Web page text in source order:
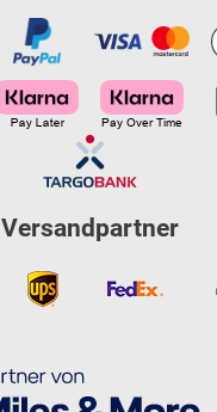
Versandpartner